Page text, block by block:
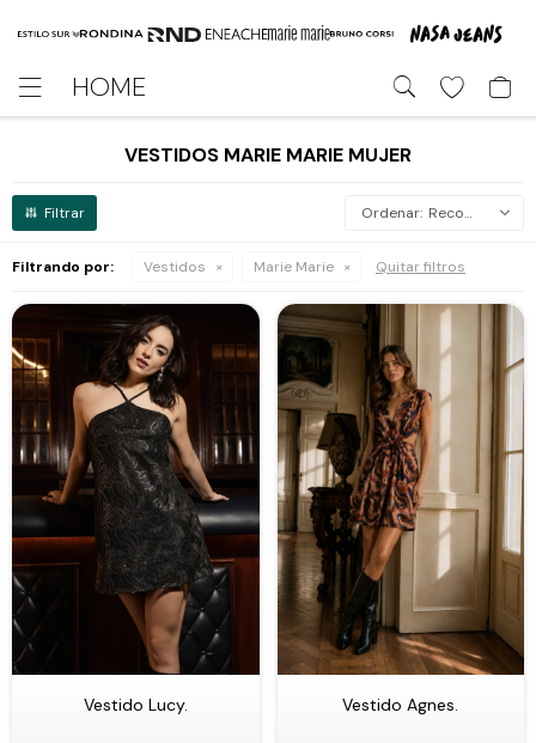
HOME

VESTIDOS MARIE MARIE MUJER
Recomendados
Filtrando por: Vestidos Marie Marie Quitar filtros
Vestido Lucy. Vestido Agnes.